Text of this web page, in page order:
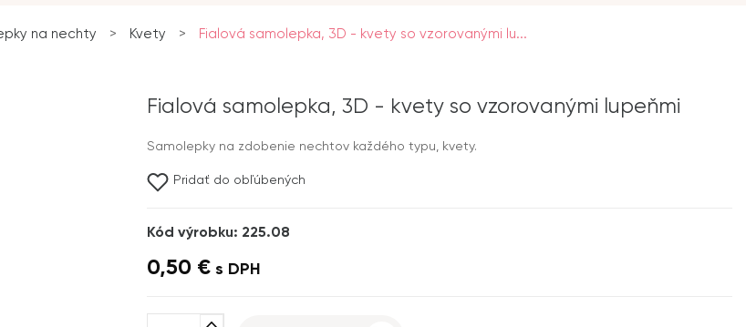
na nechty > Kvety > Fialová samolepka, 3D - kvety so vzorovanými lu...
Fialová samolepka, 3D - kvety so vzorovanými lupeňmi
Samolepky na zdobenie nechtov každého typu, kvety.
Pridať do obľúbených
Kód výrobku: 225.08
0,50 € s DPH